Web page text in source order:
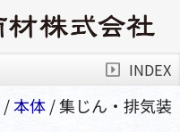
INDEX
/本体/ 集じん・排気装